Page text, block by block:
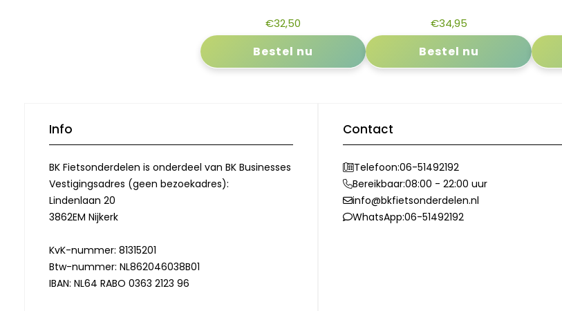
€32,50
Bestel nu
€34,95
Bestel nu
Info
BK Fietsonderdelen is onderdeel van BK Businesses
Vestigingsadres (geen bezoekadres):
Lindenlaan 20
3862EM Nijkerk
KvK-nummer: 81315201
Btw-nummer: NL862046038B01
IBAN: NL64 RABO 0363 2123 96
Contact
Telefoon:06-51492192
Bereikbaar:08:00 - 22:00 uur
info@bkfietsonderdelen.nl
WhatsApp:06-51492192